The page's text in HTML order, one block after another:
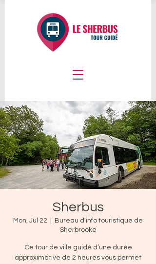
Sherbus
Mon, Jul 22
Bureau d'info touristique de
Sherbrooke
Ce tour de ville guidé d’une durée
approximative de 2 heures vous permet